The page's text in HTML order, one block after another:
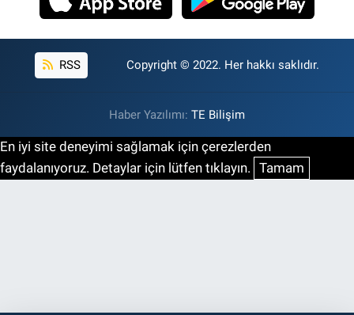
RSS Copyright © 2022. Her hakkı saklıdır.
Haber Yazılımı: TE Bilişim
En iyi site deneyimi sağlamak için çerezlerden
faydalanıyoruz. Detaylar için lütfen tıklayın. Tamam